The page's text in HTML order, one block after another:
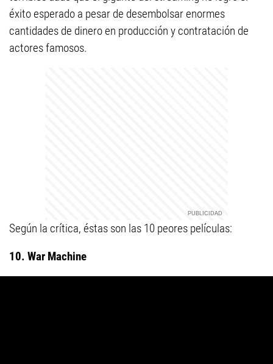
éxito esperado a pesar de desembolsar enormes
cantidades de dinero en producción y contratación de
actores famosos.
Según la crítica, éstas son las 10 peores películas:
10. War Machine